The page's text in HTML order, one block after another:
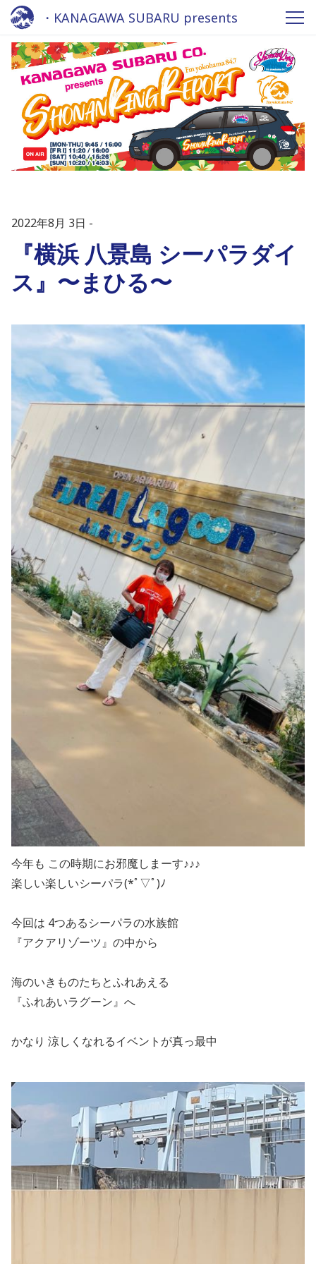
・KANAGAWA SUBARU presents
Shonan King REPORT 2022 - Fm
yokohama 84.7
2022年8月 3日
『横浜 八景島 シーパラダイ
ス』〜まひる〜
今年も この時期にお邪魔しまーす♪♪♪
楽しい楽しいシーパラ(*ﾟ▽ﾟ)ﾉ
今回は 4つあるシーパラの水族館
『アクアリゾーツ』の中から
海のいきものたちとふれあえる
『ふれあいラグーン』へ
かなり 涼しくなれるイベントが真っ最中